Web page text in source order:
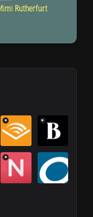
* *
*